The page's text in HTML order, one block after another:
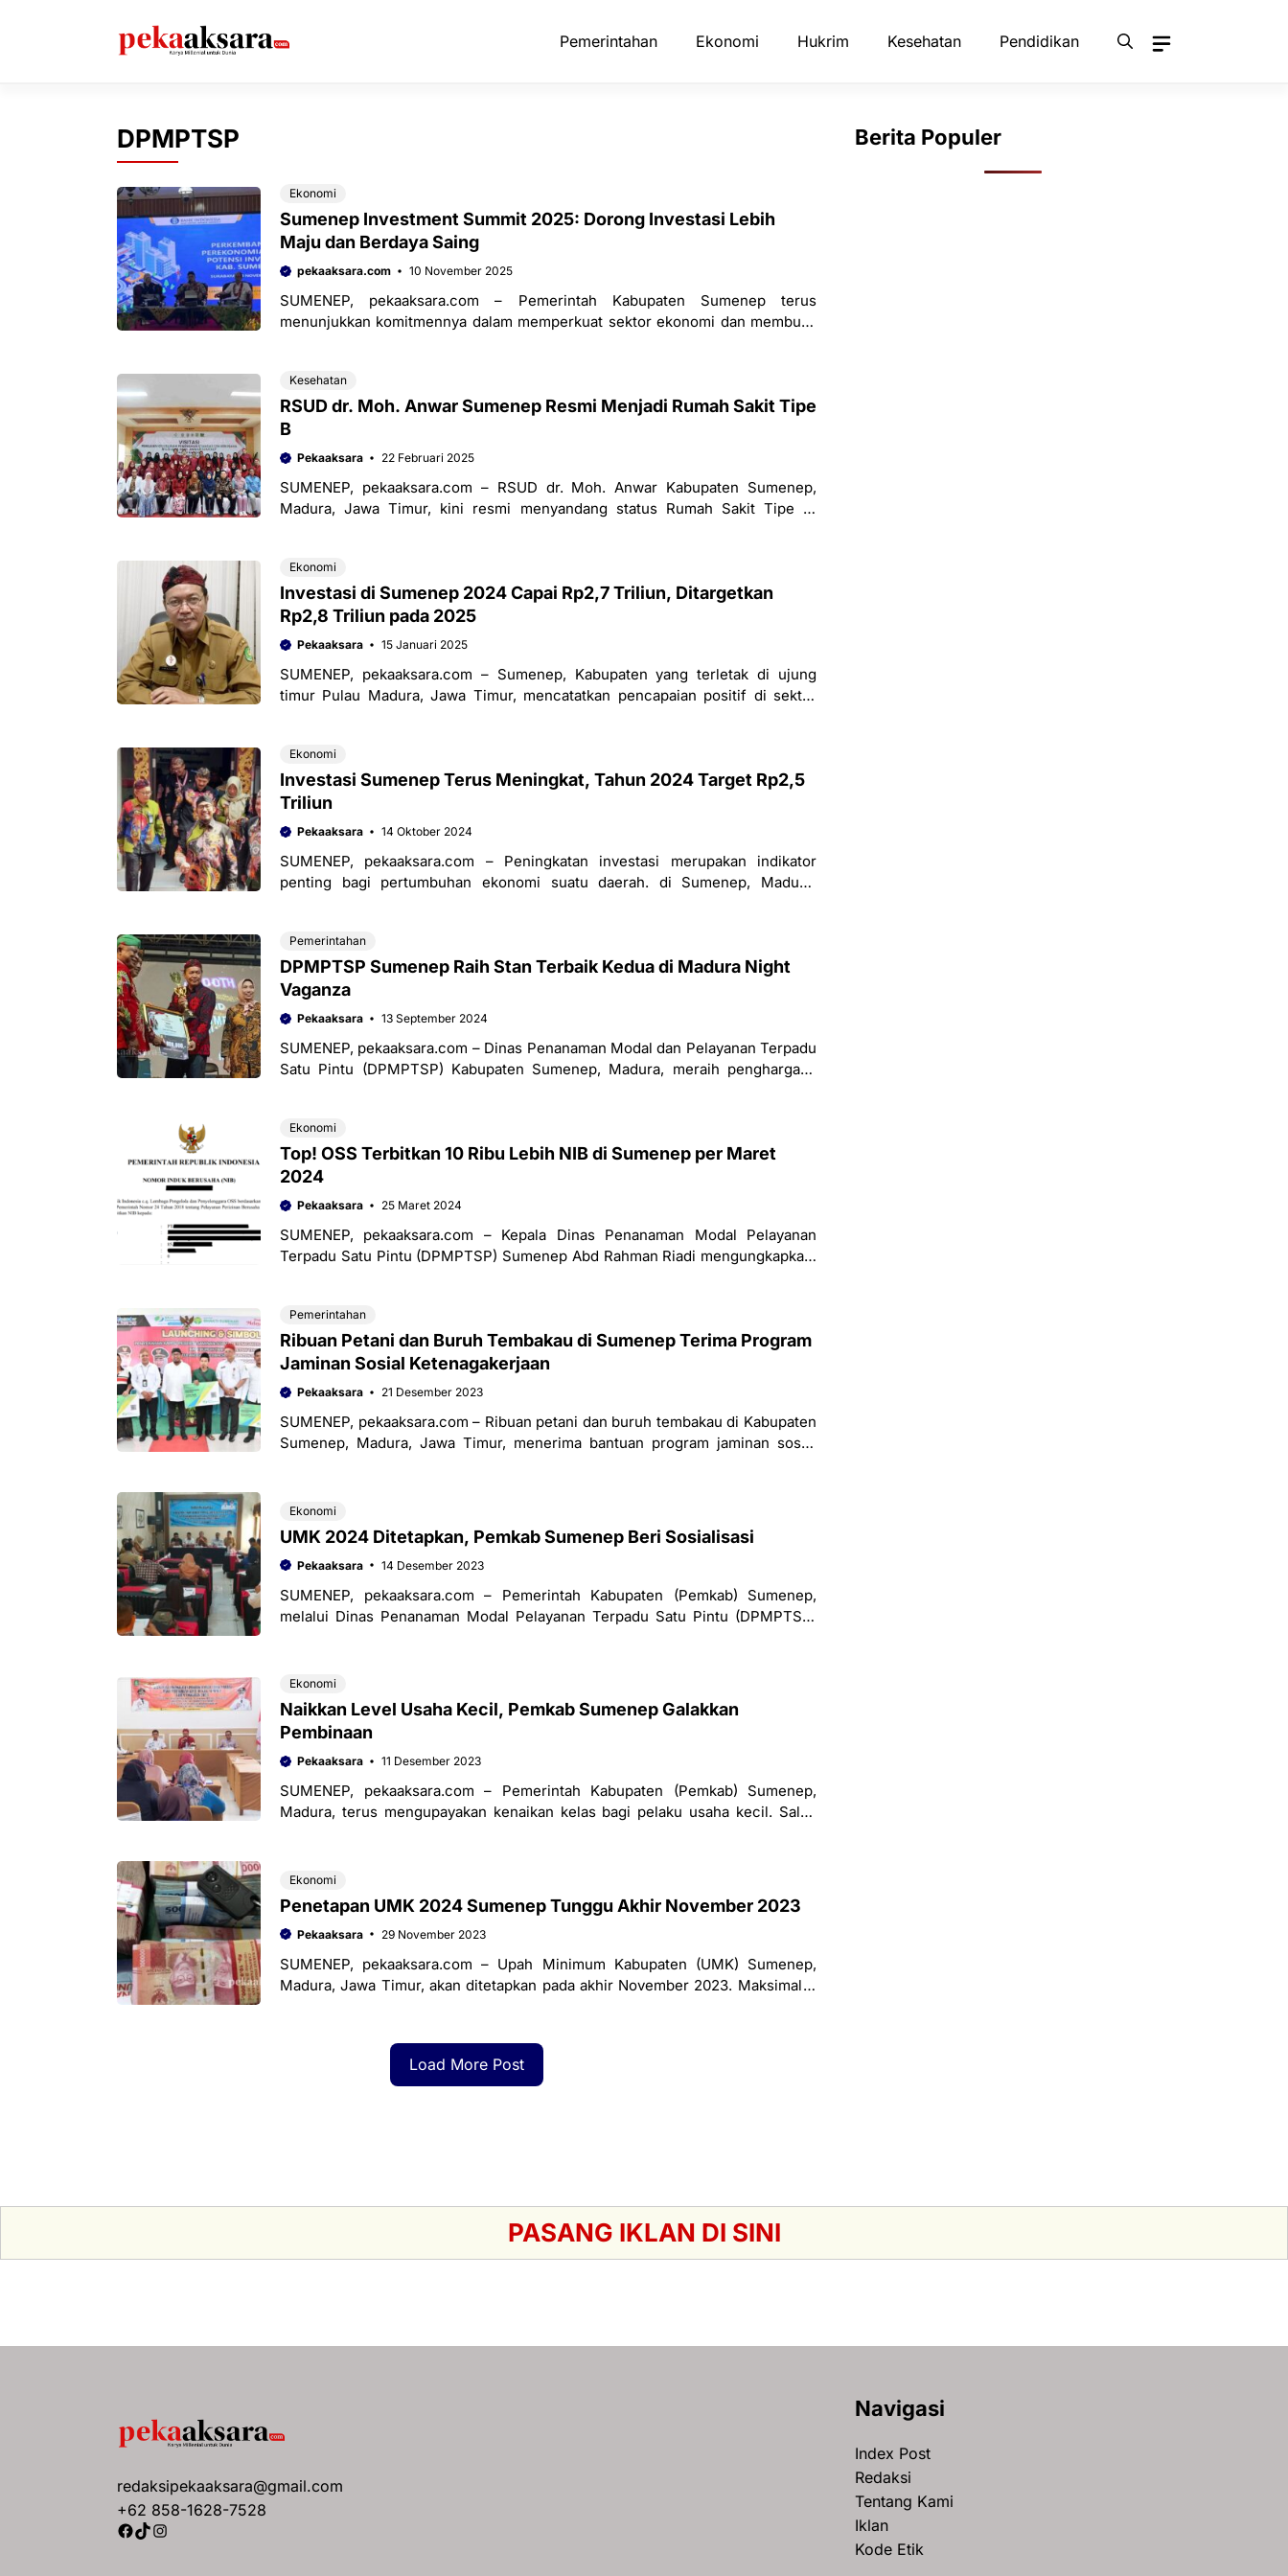
Pemerintahan Ekonomi Hukrim Kesehatan Pendidikan
DPMPTSP
Ekonomi
Sumenep Investment Summit 2025: Dorong Investasi Lebih
Maju dan Berdaya Saing
pekaaksara.com 10 November 2025
SUMENEP, pekaaksara.com – Pemerintah Kabupaten Sumenep terus
menunjukkan komitmennya dalam memperkuat sektor ekonomi dan membuka
Kesehatan
RSUD dr. Moh. Anwar Sumenep Resmi Menjadi Rumah Sakit Tipe
B
Pekaaksara 22 Februari 2025
SUMENEP, pekaaksara.com – RSUD dr. Moh. Anwar Kabupaten Sumenep,
Madura, Jawa Timur, kini resmi menyandang status Rumah Sakit Tipe B.
Ekonomi
Investasi di Sumenep 2024 Capai Rp2,7 Triliun, Ditargetkan
Rp2,8 Triliun pada 2025
Pekaaksara 15 Januari 2025
SUMENEP, pekaaksara.com – Sumenep, Kabupaten yang terletak di ujung
timur Pulau Madura, Jawa Timur, mencatatkan pencapaian positif di sektor
Ekonomi
Investasi Sumenep Terus Meningkat, Tahun 2024 Target Rp2,5
Triliun
Pekaaksara 14 Oktober 2024
SUMENEP, pekaaksara.com – Peningkatan investasi merupakan indikator
penting bagi pertumbuhan ekonomi suatu daerah. di Sumenep, Madura,
Pemerintahan
DPMPTSP Sumenep Raih Stan Terbaik Kedua di Madura Night
Vaganza
Pekaaksara 13 September 2024
SUMENEP, pekaaksara.com – Dinas Penanaman Modal dan Pelayanan Terpadu
Satu Pintu (DPMPTSP) Kabupaten Sumenep, Madura, meraih penghargaan
Ekonomi
Top! OSS Terbitkan 10 Ribu Lebih NIB di Sumenep per Maret
2024
Pekaaksara 25 Maret 2024
SUMENEP, pekaaksara.com – Kepala Dinas Penanaman Modal Pelayanan
Terpadu Satu Pintu (DPMPTSP) Sumenep Abd Rahman Riadi mengungkapkan,
Pemerintahan
Ribuan Petani dan Buruh Tembakau di Sumenep Terima Program
Jaminan Sosial Ketenagakerjaan
Pekaaksara 21 Desember 2023
SUMENEP, pekaaksara.com – Ribuan petani dan buruh tembakau di Kabupaten
Sumenep, Madura, Jawa Timur, menerima bantuan program jaminan sosial
Ekonomi
UMK 2024 Ditetapkan, Pemkab Sumenep Beri Sosialisasi
Pekaaksara 14 Desember 2023
SUMENEP, pekaaksara.com – Pemerintah Kabupaten (Pemkab) Sumenep,
melalui Dinas Penanaman Modal Pelayanan Terpadu Satu Pintu (DPMPTSP)
Ekonomi
Naikkan Level Usaha Kecil, Pemkab Sumenep Galakkan
Pembinaan
Pekaaksara 11 Desember 2023
SUMENEP, pekaaksara.com – Pemerintah Kabupaten (Pemkab) Sumenep,
Madura, terus mengupayakan kenaikan kelas bagi pelaku usaha kecil. Salah
Ekonomi
Penetapan UMK 2024 Sumenep Tunggu Akhir November 2023
Pekaaksara 29 November 2023
SUMENEP, pekaaksara.com – Upah Minimum Kabupaten (UMK) Sumenep,
Madura, Jawa Timur, akan ditetapkan pada akhir November 2023. Maksimal, 1
Load More Post
Berita Populer
PASANG IKLAN DI SINI
redaksipekaaksara@gmail.com
+62 858-1628-7528
Facebook
TikTok
Instagram
Navigasi
Index Post
Redaksi
Tentang Kami
Iklan
Kode Etik